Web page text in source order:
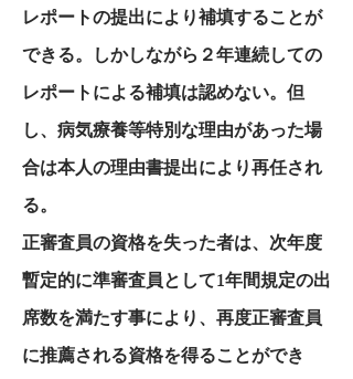
レポートの提出により補填することが
できる。しかしながら２年連続しての
レポートによる補填は認めない。但
し、病気療養等特別な理由があった場
合は本人の理由書提出により再任され
る。
正審査員の資格を失った者は、次年度
暫定的に準審査員として1年間規定の出
席数を満たす事により、再度正審査員
に推薦される資格を得ることができ